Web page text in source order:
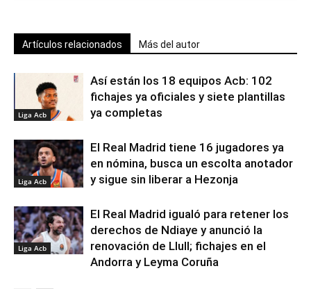
Artículos relacionados Más del autor
Liga Acb
Así están los 18 equipos Acb: 102
fichajes ya oficiales y siete plantillas
ya completas
Liga Acb
El Real Madrid tiene 16 jugadores ya
en nómina, busca un escolta anotador
y sigue sin liberar a Hezonja
Liga Acb
El Real Madrid igualó para retener los
derechos de Ndiaye y anunció la
renovación de Llull; fichajes en el
Andorra y Leyma Coruña